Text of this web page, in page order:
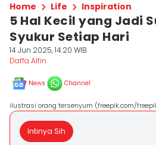
Home Life Inspiration
5 Hal Kecil yang Jadi
Syukur Setiap Hari
14 Jun 2025, 14:20 WIB
Daffa Alfin
News Channel
ilustrasi orang tersenyum (freepik.com/
Intinya Sih